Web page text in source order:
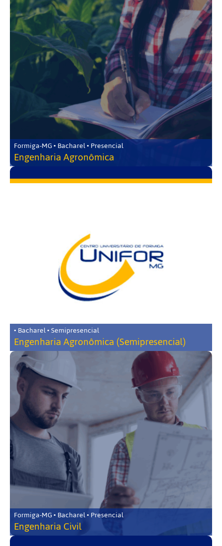
Formiga-MG • Bacharel • Presencial
Engenharia Agronômica
• Bacharel • Semipresencial
Engenharia Agronômica (Semipresencial)
Formiga-MG • Bacharel • Presencial
Engenharia Civil